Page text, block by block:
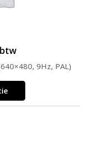
9Hz, PAL)